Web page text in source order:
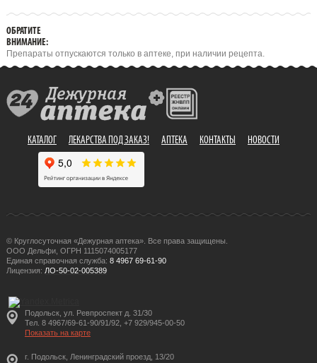
ОБРАТИТЕ
ВНИМАНИЕ:
Препараты отпускаются только в аптеке, при наличии рецепта.
КАТАЛОГ ЛЕКАРСТВА ПОД ЗАКАЗ! АПТЕКА КОНТАКТЫ НОВОСТИ
© Круглосуточная «Дежурная аптека». Все права защищены.
ООО Дельфи, ОГРН 1115074005177
Единая справочная служба: 8 4967 69-61-90
Лицензия: ЛО-50-02-005389
Подольск, ул. Ревпроспект д. 31/30
Тел. 8 4967/69-61-90/91/92, +7 929/945-00-50
Показать на карте
г. Подольск, Ленинградский проезд, 13/20